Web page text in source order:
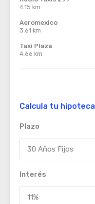
4.15 km
Aeromexico
3.61 km
Taxi Plaza
4.66 km
Calcula tu hipoteca
Plazo
30 Años Fijos
Interés